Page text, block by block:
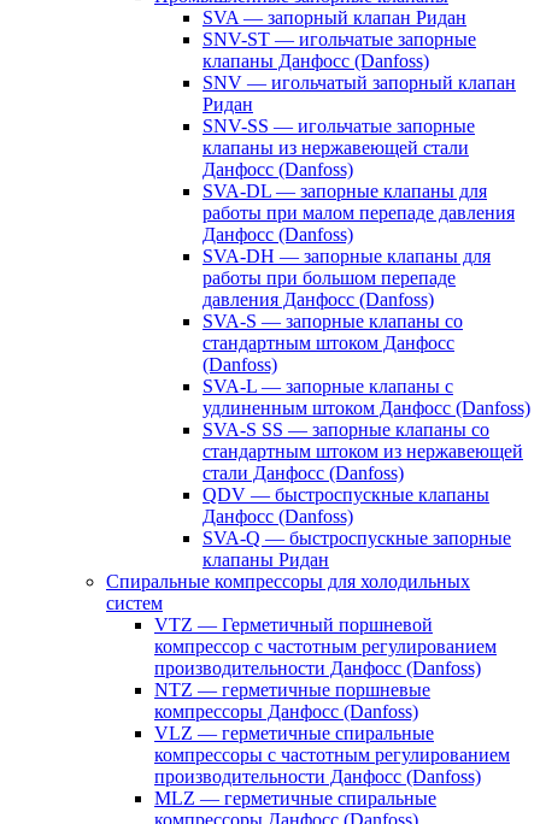
SVA — запорный клапан Ридан
SNV-ST — игольчатые запорные
клапаны Данфосс (Danfoss)
SNV — игольчатый запорный клапан
Ридан
SNV-SS — игольчатые запорные
клапаны из нержавеющей стали
Данфосс (Danfoss)
SVA-DL — запорные клапаны для
работы при малом перепаде давления
Данфосс (Danfoss)
SVA-DH — запорные клапаны для
работы при большом перепаде
давления Данфосс (Danfoss)
SVA-S — запорные клапаны со
стандартным штоком Данфосс
(Danfoss)
SVA-L — запорные клапаны с
удлиненным штоком Данфосс (Danfoss)
SVA-S SS — запорные клапаны со
стандартным штоком из нержавеющей
стали Данфосс (Danfoss)
QDV — быстроспускные клапаны
Данфосс (Danfoss)
SVA-Q — быстроспускные запорные
клапаны Ридан
Спиральные компрессоры для холодильных
систем
VTZ — Герметичный поршневой
компрессор с частотным регулированием
производительности Данфосс (Danfoss)
NTZ — герметичные поршневые
компрессоры Данфосс (Danfoss)
VLZ — герметичные спиральные
компрессоры с частотным регулированием
производительности Данфосс (Danfoss)
MLZ — герметичные спиральные
компрессоры Данфосс (Danfoss)